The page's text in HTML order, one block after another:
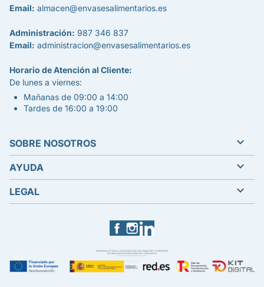
Facebook
Email: almacen@envasesalimentarios.es
Administración: 987 346 837
Email: administracion@envasesalimentarios.es
Horario de Atención al Cliente:
De lunes a viernes:
Mañanas de 09:00 a 14:00
Tardes de 16:00 a 19:00
SOBRE NOSOTROS 
AYUDA 
LEGAL 